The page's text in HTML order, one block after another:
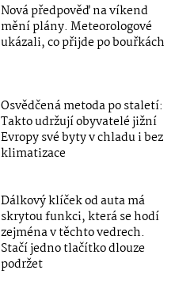
Nová předpověď na víkend
mění plány. Meteorologové
ukázali, co přijde po bouřkách
Osvědčená metoda po staletí:
Takto udržují obyvatelé jižní
Evropy své byty v chladu i bez
klimatizace
Dálkový klíček od auta má
skrytou funkci, která se hodí
zejména v těchto vedrech.
Stačí jedno tlačítko dlouze
podržet